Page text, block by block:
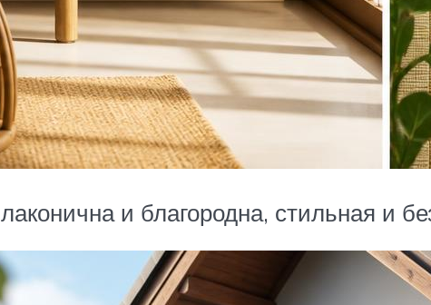
лаконична и благородна, стильная и